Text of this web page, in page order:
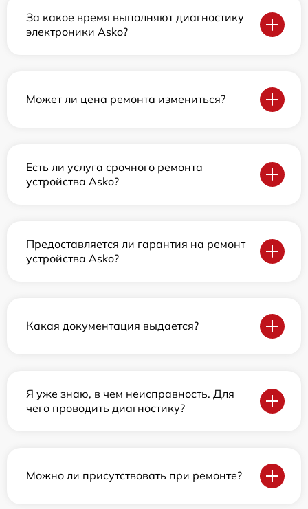
За какое время выполняют диагностику
электроники Asko?
Может ли цена ремонта измениться?
Есть ли услуга срочного ремонта
устройства Asko?
Предоставляется ли гарантия на ремонт
устройства Asko?
Какая документация выдается?
Я уже знаю, в чем неисправность. Для
чего проводить диагностику?
Можно ли присутствовать при ремонте?